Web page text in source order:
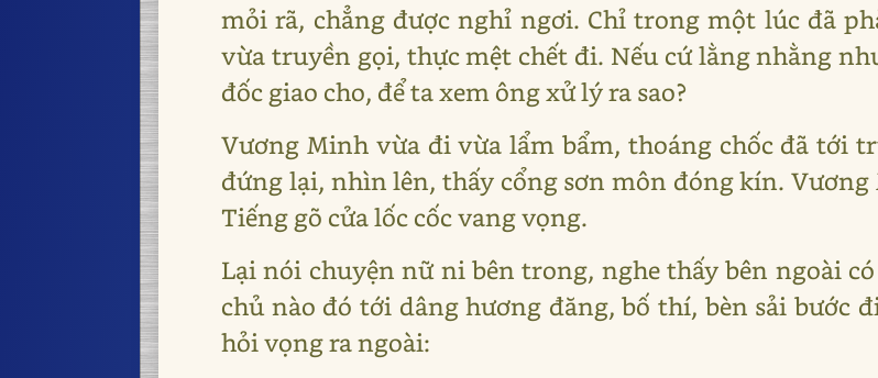
mỏi rã, chẳng được nghỉ ngơi. Chỉ trong một lúc đã
vừa truyền gọi, thực mệt chết đi. Nếu cứ lằng nhằng
đốc giao cho, để ta xem ông xử lý ra sao?
Vương Minh vừa đi vừa lẩm bẩm, thoáng chốc đã tới
đứng lại, nhìn lên, thấy cổng sơn môn đóng kín. Vương
Tiếng gõ cửa lốc cốc vang vọng.
Lại nói chuyện nữ ni bên trong, nghe thấy bên ngoài
chủ nào đó tới dâng hương đăng, bố thí, bèn sải bước
hỏi vọng ra ngoài: